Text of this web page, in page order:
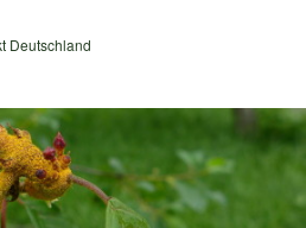
Deutschland